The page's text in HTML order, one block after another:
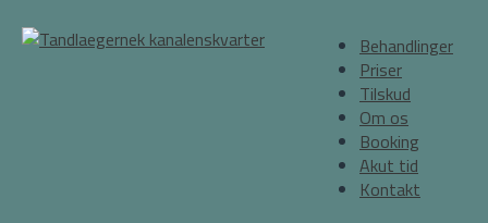
Behandlinger
Priser
Tilskud
Om os
Booking
Akut tid
Kontakt